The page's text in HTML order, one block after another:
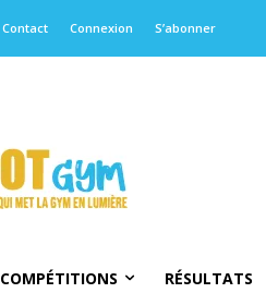
Contact Connexion S’abonner
COMPÉTITIONS RÉSULTATS